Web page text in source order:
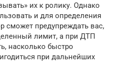
их к ролику. Однако
и для определения
сможет предупреждать вас,
лимит, а при ДТП
насколько быстро
при дальнейших